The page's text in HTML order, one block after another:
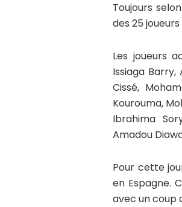
Toujours
des 25
Les joueurs
Issiaga Barry,
Cissé,
Kourouma,
Ibrahima
Amadou
Pour cette
en Espagne.
avec un coup